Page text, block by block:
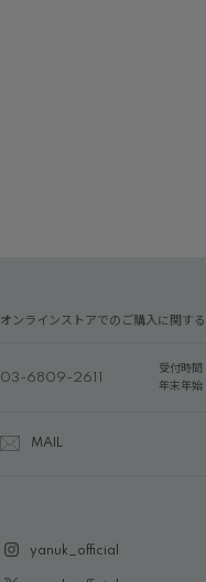
オンラインストアでのご購入に関す
03-6809-2611
受付時
年末年始
MAIL
yanuk_official